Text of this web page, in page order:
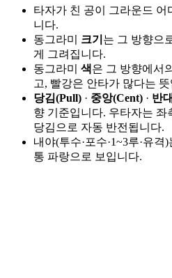
타자가 친 공이 그라운드
니다.
동그라미 크기 는 그 방향으
게 그려집니다.
동그라미 색은 그 방향에서의
고, 빨강은 안타가 많다는
당김(Pull) · 중앙(Cent) · 반
향 기준입니다. 우타자는 좌
당김으로 자동 반전됩니다.
내야(투수·포수·1~3루·유
통 파랑으로 보입니다.